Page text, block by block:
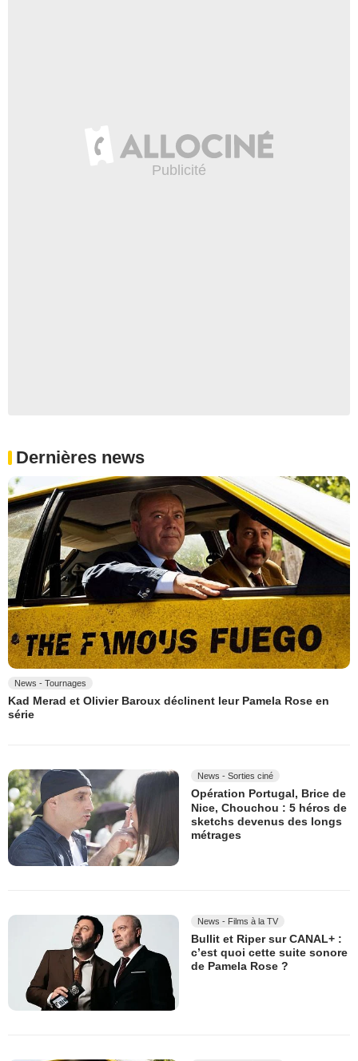
Dernières news
News - Tournages
Kad Merad et Olivier Baroux déclinent leur Pamela Rose en
série
News - Sorties ciné
Opération Portugal, Brice de
Nice, Chouchou : 5 héros de
sketchs devenus des longs
métrages
News - Films à la TV
Bullit et Riper sur CANAL+ :
c’est quoi cette suite sonore
de Pamela Rose ?